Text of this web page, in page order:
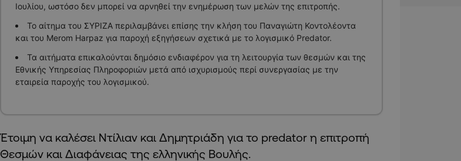
Ιουλίου, ωστόσο δεν μπορεί να αρνηθεί την ενημέρωση των μελών της επιτροπής.
Το αίτημα του ΣΥΡΙΖΑ περιλαμβάνει επίσης την κλήση του Παναγιώτη Κοντολέοντα
και του Merom Harpaz για παροχή εξηγήσεων σχετικά με το λογισμικό Predator.
Τα αιτήματα επικαλούνται δημόσιο ενδιαφέρον για τη λειτουργία των θεσμών και της
Εθνικής Υπηρεσίας Πληροφοριών μετά από ισχυρισμούς περί συνεργασίας με την
εταιρεία παροχής του λογισμικού.
Έτοιμη να καλέσει Ντίλιαν και Δημητριάδη για το predator η επιτροπή
Θεσμών και Διαφάνειας της ελληνικής Βουλής.